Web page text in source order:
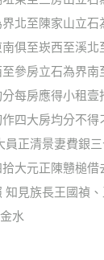
北至陳家山立石
俱至崁西至溪北
參房立石為界南
每房應得小租壹
四大房均分不得
員正清景妻費銀
大元正陳戇槌借
知見族長王國禎
水